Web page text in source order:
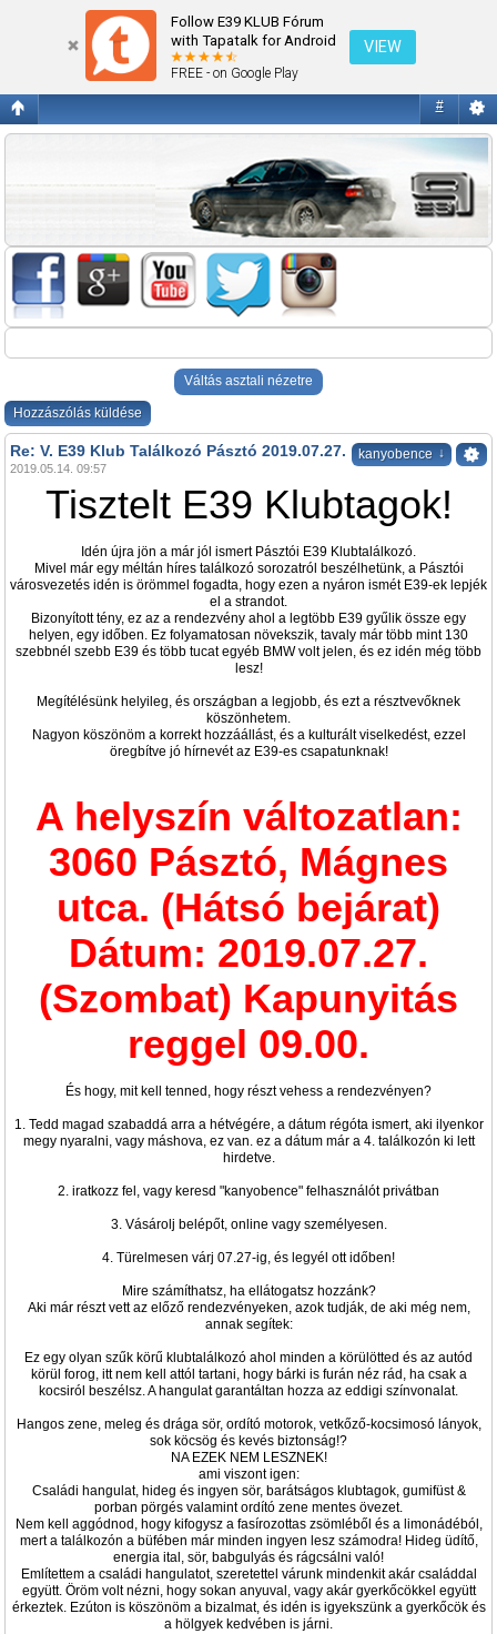
Follow E39 KLUB Fórum
with Tapatalk for Android
FREE - on Google Play
VIEW
#
Re: V. E39 Klub Találkozó Pásztó 2019.07.27.
Váltás asztali nézetre
Hozzászólás küldése
kanyobence ↓
Re: V. E39 Klub Találkozó Pásztó 2019.07.27.
2019.05.14. 09:57
Tisztelt E39 Klubtagok!
Idén újra jön a már jól ismert Pásztói E39 Klubtalálkozó.
Mivel már egy méltán híres találkozó sorozatról beszélhetünk, a Pásztói
városvezetés idén is örömmel fogadta, hogy ezen a nyáron ismét E39-ek lepjék
el a strandot.
Bizonyított tény, ez az a rendezvény ahol a legtöbb E39 gyűlik össze egy
helyen, egy időben. Ez folyamatosan növekszik, tavaly már több mint 130
szebbnél szebb E39 és több tucat egyéb BMW volt jelen, és ez idén még több
lesz!
Megítélésünk helyileg, és országban a legjobb, és ezt a résztvevőknek
köszönhetem.
Nagyon köszönöm a korrekt hozzáállást, és a kulturált viselkedést, ezzel
öregbítve jó hírnevét az E39-es csapatunknak!
A helyszín változatlan:
3060 Pásztó, Mágnes
utca. (Hátsó bejárat)
Dátum: 2019.07.27.
(Szombat) Kapunyitás
reggel 09.00.
És hogy, mit kell tenned, hogy részt vehess a rendezvényen?
1. Tedd magad szabaddá arra a hétvégére, a dátum régóta ismert, aki ilyenkor
megy nyaralni, vagy máshova, ez van. ez a dátum már a 4. találkozón ki lett
hirdetve.
2. iratkozz fel, vagy keresd "kanyobence" felhasználót privátban
3. Vásárolj belépőt, online vagy személyesen.
4. Türelmesen várj 07.27-ig, és legyél ott időben!
Mire számíthatsz, ha ellátogatsz hozzánk?
Aki már részt vett az előző rendezvényeken, azok tudják, de aki még nem,
annak segítek:
Ez egy olyan szűk körű klubtalálkozó ahol minden a körülötted és az autód
körül forog, itt nem kell attól tartani, hogy bárki is furán néz rád, ha csak a
kocsiról beszélsz. A hangulat garantáltan hozza az eddigi színvonalat.
Hangos zene, meleg és drága sör, ordító motorok, vetkőző-kocsimosó lányok,
sok köcsög és kevés biztonság!?
NA EZEK NEM LESZNEK!
ami viszont igen:
Családi hangulat, hideg és ingyen sör, barátságos klubtagok, gumifüst &
porban pörgés valamint ordító zene mentes övezet.
Nem kell aggódnod, hogy kifogysz a fasírozottas zsömléből és a limonádéból,
mert a találkozón a büfében már minden ingyen lesz számodra! Hideg üdítő,
energia ital, sör, babgulyás és rágcsálni való!
Említettem a családi hangulatot, szeretettel várunk mindenkit akár családdal
együtt. Öröm volt nézni, hogy sokan anyuval, vagy akár gyerkőcökkel együtt
érkeztek. Ezúton is köszönöm a bizalmat, és idén is igyekszünk a gyerkőcök és
a hölgyek kedvében is járni.